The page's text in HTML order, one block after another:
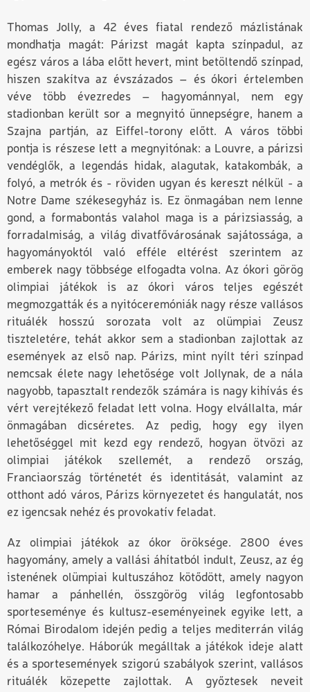
Thomas Jolly, a 42 éves fiatal rendező mázlistának
mondhatja magát: Párizst magát kapta színpadul, az
egész város a lába előtt hevert, mint betöltendő színpad,
hiszen szakítva az évszázados – és ókori értelemben
véve több évezredes – hagyománnyal, nem egy
stadionban került sor a megnyitó ünnepségre, hanem a
Szajna partján, az Eiffel-torony előtt. A város többi
pontja is részese lett a megnyitónak: a Louvre, a párizsi
vendéglők, a legendás hidak, alagutak, katakombák, a
folyó, a metrók és - röviden ugyan és kereszt nélkül - a
Notre Dame székesegyház is. Ez önmagában nem lenne
gond, a formabontás valahol maga is a párizsiasság, a
forradalmiság, a világ divatfővárosának sajátossága, a
hagyományoktól való efféle eltérést szerintem az
emberek nagy többsége elfogadta volna. Az ókori görög
olimpiai játékok is az ókori város teljes egészét
megmozgatták és a nyitóceremóniák nagy része vallásos
rituálék hosszú sorozata volt az olümpiai Zeusz
tiszteletére, tehát akkor sem a stadionban zajlottak az
események az első nap. Párizs, mint nyílt téri színpad
nemcsak élete nagy lehetősége volt Jollynak, de a nála
nagyobb, tapasztalt rendezők számára is nagy kihívás és
vért verejtékező feladat lett volna. Hogy elvállalta, már
önmagában dicséretes. Az pedig, hogy egy ilyen
lehetőséggel mit kezd egy rendező, hogyan ötvözi az
olimpiai játékok szellemét, a rendező ország,
Franciaország történetét és identitását, valamint az
otthont adó város, Párizs környezetet és hangulatát, nos
ez igencsak nehéz és provokatív feladat.
Az olimpiai játékok az ókor öröksége. 2800 éves
hagyomány, amely a vallási áhítatból indult, Zeusz, az ég
istenének olümpiai kultuszához kötődött, amely nagyon
hamar a pánhellén, összgörög világ legfontosabb
sporteseménye és kultusz-eseményeinek egyike lett, a
Római Birodalom idején pedig a teljes mediterrán világ
találkozóhelye. Háborúk megálltak a játékok ideje alatt
és a sportesemények szigorú szabályok szerint, vallásos
rituálék közepette zajlottak. A győztesek neveit